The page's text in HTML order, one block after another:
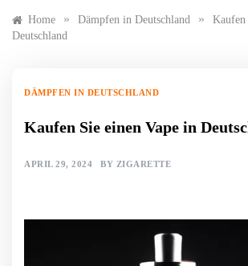
Home » Dämpfen in Deutschland »
Kaufen
Deutschland
DÄMPFEN IN DEUTSCHLAND
Kaufen Sie einen Vape in
APRIL 29, 2024 BY ZIGARETTE